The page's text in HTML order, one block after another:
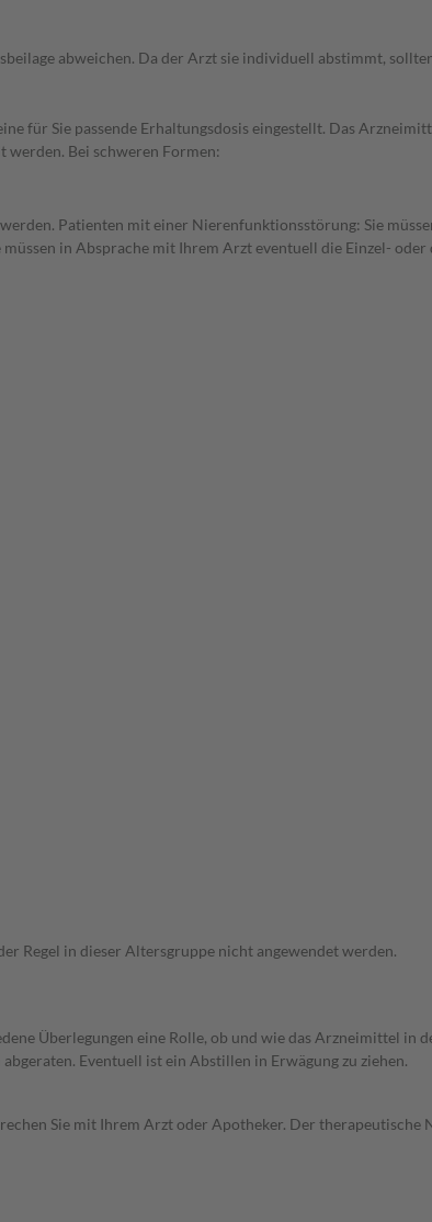
abweichen. Da der Arzt sie individuell abstimmt,
für Sie passende Erhaltungsdosis eingestellt. Das
Bei schweren Formen:
Patienten mit einer Nierenfunktionsstörung: Sie
in Absprache mit Ihrem Arzt eventuell die Einzel-
Regel in dieser Altersgruppe nicht angewendet werden.
Überlegungen eine Rolle, ob und wie das Arzneimittel in
Eventuell ist ein Abstillen in Erwägung zu ziehen.
Sie mit Ihrem Arzt oder Apotheker. Der therapeutische